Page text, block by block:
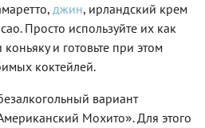
джин, ирландский крем
Просто используйте их как
и готовьте при этом
коктейлей.
вариант
Мохито». Для этого